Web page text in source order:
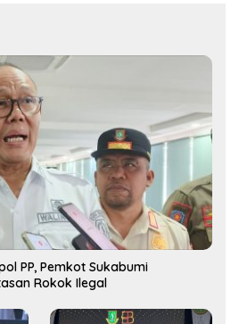
PP, Pemkot Sukabumi
Rokok Ilegal